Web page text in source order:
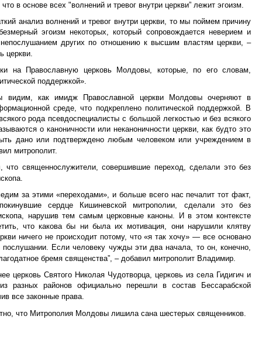
в основе всех "волнений и тревог внутри церкви” лежит эгоизм.
анализ волнений и тревог внутри церкви, то мы поймем причину
эгоизм некоторых, который сопровождается неверием и
других по отношению к высшим властям церкви, –
церкви.
на Православную церковь Молдовы, которые, по его словам,
поддержкой».
как имидж Православной церкви Молдовы очерняют в
среде, что подкреплено политической поддержкой. В
рода псевдоспециалисты с большой легкостью и без всякого
о каноничности или неканоничности церкви, как будто это
дано или подтверждено любым человеком или учреждением в
митрополит.
что священнослужители, совершившие переход, сделали это без
за этими «переходами», и больше всего нас печалит тот факт,
сердце Кишиневской митрополии, сделали это без
нарушив тем самым церковные каноны. И в этом контексте
что какова бы ни была их мотивация, они нарушили клятву
ничего не происходит потому, что «я так хочу» — все основано
послушании. Если человеку чужды эти два начала, то он, конечно,
бремя священства”, – добавил митрополит Владимир.
церковь Святого Николая Чудотворца, церковь из села Гидигич и
разных районов официально перешли в состав Бессарабской
все законные права.
что Митрополия Молдовы лишила сана шестерых священников.